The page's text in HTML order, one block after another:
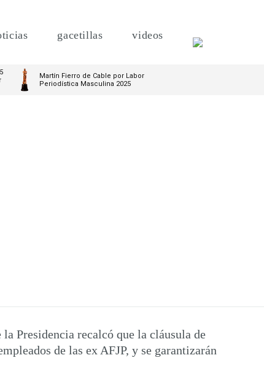
gacetillas videos
Martín Fierro de Cable por Labor
Periodística Masculina 2025
Presidencia recalcó que la cláusula de
de las ex AFJP, y se garantizarán